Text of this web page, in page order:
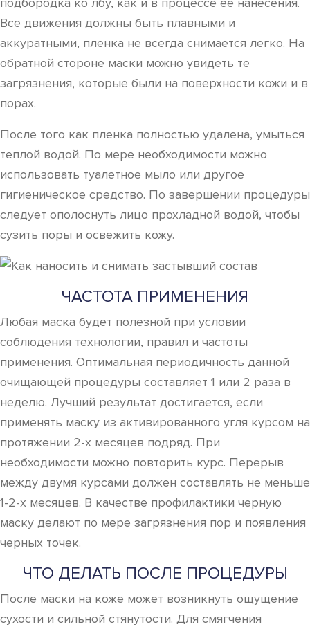
Все движения должны быть плавными и
аккуратными, пленка не всегда снимается легко. На
обратной стороне маски можно увидеть те
загрязнения, которые были на поверхности кожи и в
порах.
После того как пленка полностью удалена, умыться
теплой водой. По мере необходимости можно
использовать туалетное мыло или другое
гигиеническое средство. По завершении процедуры
следует ополоснуть лицо прохладной водой, чтобы
сузить поры и освежить кожу.
ЧАСТОТА ПРИМЕНЕНИЯ
Любая маска будет полезной при условии
соблюдения технологии, правил и частоты
применения. Оптимальная периодичность данной
очищающей процедуры составляет 1 или 2 раза в
неделю. Лучший результат достигается, если
применять маску из активированного угля курсом на
протяжении 2-х месяцев подряд. При
необходимости можно повторить курс. Перерыв
между двумя курсами должен составлять не меньше
1-2-х месяцев. В качестве профилактики черную
маску делают по мере загрязнения пор и появления
черных точек.
ЧТО ДЕЛАТЬ ПОСЛЕ ПРОЦЕДУРЫ
После маски на коже может возникнуть ощущение
сухости и сильной стянутости. Для смягчения